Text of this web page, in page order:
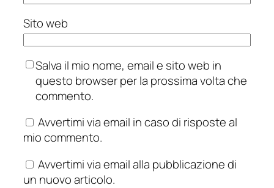
Sito web
Salva il mio nome, email e sito web in
questo browser per la prossima volta che
commento.
Avvertimi via email in caso di risposte al
mio commento.
Avvertimi via email alla pubblicazione di
un nuovo articolo.